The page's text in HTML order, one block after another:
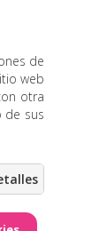
de
web
otra
de sus
Contacto